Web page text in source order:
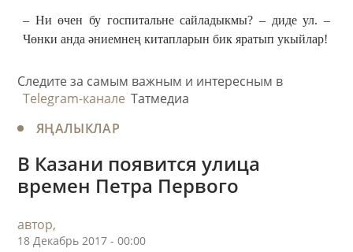
– Ни өчен бу госпитальне сайладыкмы? – диде ул. –
Чөнки анда әниемнең китапларын бик яратып укыйлар!
Следите за самым важным и интересным в
Telegram-канале Татмедиа
ЯҢАЛЫКЛАР
В Казани появится улица
времен Петра Первого
автор,
18 Декабрь 2017 - 00:00